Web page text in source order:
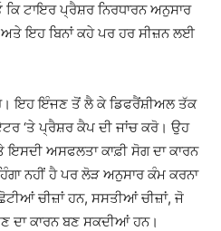
ਟਾਇਰ ਪ੍ਰੈਸ਼ਰ ਨਿਰਧਾਰਨ ਅਨੁਸਾਰ
ਇਹ ਬਿਨਾਂ ਕਹੇ ਪਰ ਹਰ ਸੀਜ਼ਨ ਲਈ
ਇਹ ਇੰਜਣ ਤੋਂ ਲੈ ਕੇ ਡਿਫਰੈਂਸ਼ੀਅਲ ਤੱਕ
‘ਤੇ ਪ੍ਰੈਸ਼ਰ ਕੈਪ ਦੀ ਜਾਂਚ ਕਰੋ। ਉਹ
ਅਸਫਲਤਾ ਕਾਫ਼ੀ ਸੋਗ ਦਾ ਕਾਰਨ
ਨਹੀਂ ਹੈ ਪਰ ਲੋੜ ਅਨੁਸਾਰ ਕੰਮ ਕਰਨਾ
ਚੀਜ਼ਾਂ ਹਨ, ਸਸਤੀਆਂ ਚੀਜ਼ਾਂ, ਜੋ
ਦਾ ਕਾਰਨ ਬਣ ਸਕਦੀਆਂ ਹਨ।